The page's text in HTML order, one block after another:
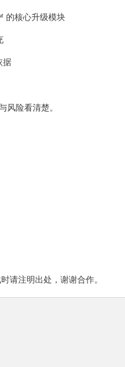
的核心升级模块
据
风险看清楚。
时请注明出处，谢谢合作。